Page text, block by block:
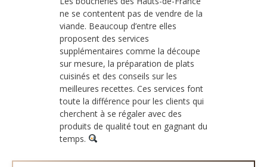
ne se contentent pas de vendre de la
viande. Beaucoup d’entre elles
proposent des services
supplémentaires comme la découpe
sur mesure, la préparation de plats
cuisinés et des conseils sur les
meilleures recettes. Ces services font
toute la différence pour les clients qui
cherchent à se régaler avec des
produits de qualité tout en gagnant du
temps.